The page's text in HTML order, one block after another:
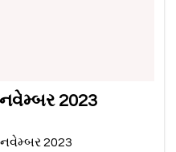
2023
2023